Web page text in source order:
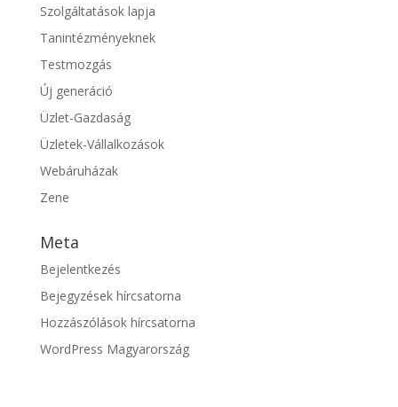
Szolgáltatások lapja
Tanintézményeknek
Testmozgás
Új generáció
Üzlet-Gazdaság
Üzletek-Vállalkozások
Webáruházak
Zene
Meta
Bejelentkezés
Bejegyzések hírcsatorna
Hozzászólások hírcsatorna
WordPress Magyarország